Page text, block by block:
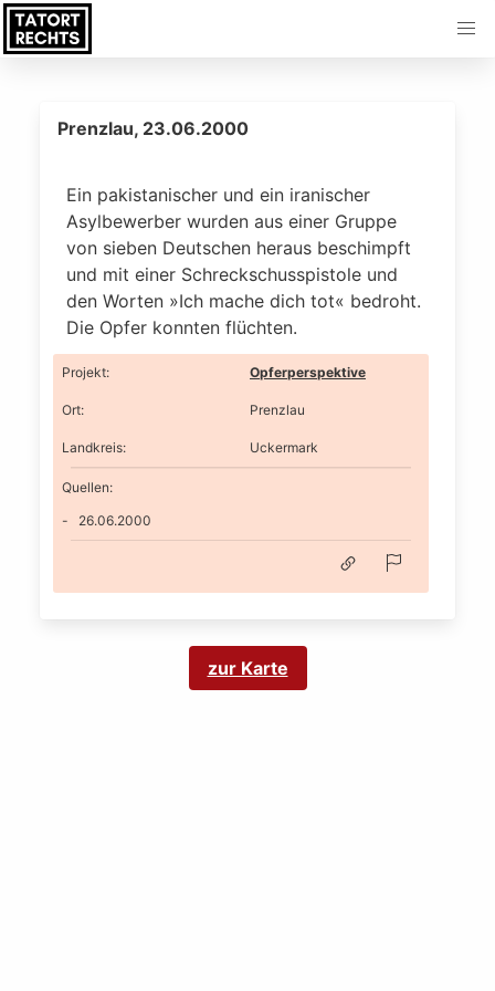
Prenzlau, 23.06.2000
Ein pakistanischer und ein iranischer
Asylbewerber wurden aus einer Gruppe
von sieben Deutschen heraus beschimpft
und mit einer Schreckschusspistole und
den Worten »Ich mache dich tot« bedroht.
Die Opfer konnten flüchten.
Projekt: Opferperspektive
Ort: Prenzlau
Landkreis: Uckermark
Quellen:
26.06.2000
zur Karte